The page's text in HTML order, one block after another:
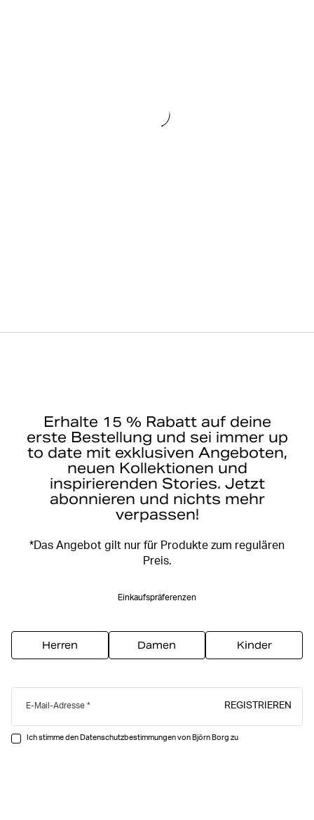
Erhalte 15 % Rabatt auf deine
erste Bestellung und sei immer up
to date mit exklusiven Angeboten,
neuen Kollektionen und
inspirierenden Stories. Jetzt
abonnieren und nichts mehr
verpassen!
*Das Angebot gilt nur für Produkte zum regulären
Preis.
Einkaufspräferenzen
Herren Damen Kinder
E-Mail-Adresse REGISTRIEREN
Ich stimme den Datenschutzbestimmungen von Björn Borg zu